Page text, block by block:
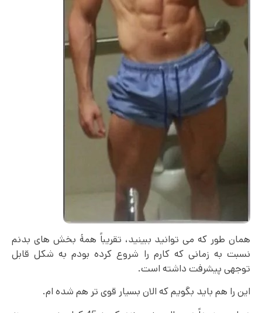
همان طور که می توانید ببینید، تقریباً همۀ بخش های بدنم
نسبت به زمانی که کارم را شروع کرده بودم به شکل قابل
توجهی پیشرفت داشته است.
این را هم باید بگویم که الان بسیار قوی تر هم شده ام.